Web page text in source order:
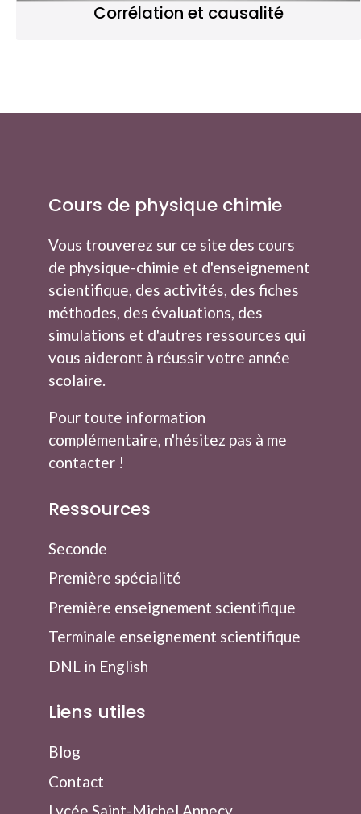
Corrélation et causalité
Cours de physique chimie
Vous trouverez sur ce site des cours
de physique-chimie et d'enseignement
scientifique, des activités, des fiches
méthodes, des évaluations, des
simulations et d'autres ressources qui
vous aideront à réussir votre année
scolaire.
Pour toute information
complémentaire, n'hésitez pas à me
contacter !
Ressources
Seconde
Première spécialité
Première enseignement scientifique
Terminale enseignement scientifique
DNL in English
Liens utiles
Blog
Contact